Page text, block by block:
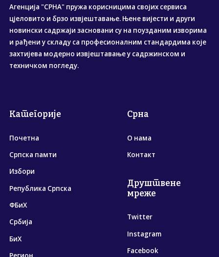
Агенција "СРНА" пружа корисницима својих сервиса
цјеловито и брзо извјештавање. Њене вијести и други
новински садржаји засновани су на поузданим изворима
и рађени у складу са професионалним стандардима које
захтијева модерно извјештавање у садржинском и
техничком погледу.
Категорије
Почетна
Српска памти
Избори
Република Српска
ФБиХ
Србија
БиХ
Срна
О нама
Контакт
Друштвене
мреже
Twitter
Instagram
Facebook